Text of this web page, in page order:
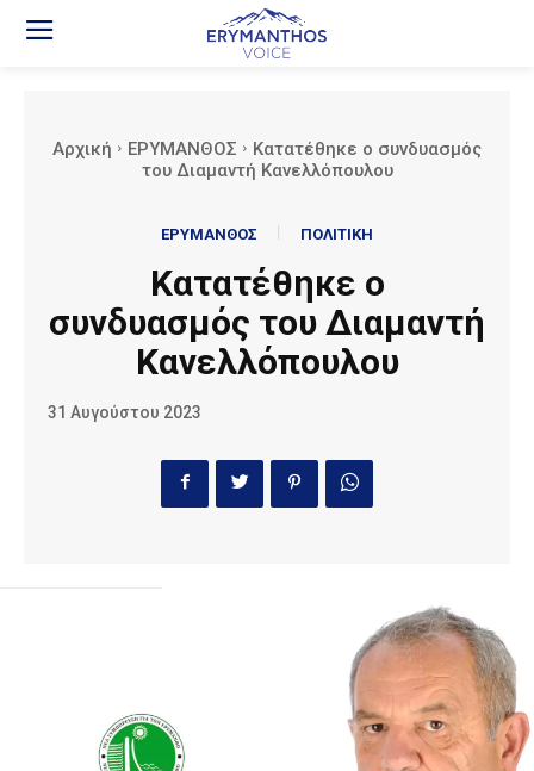
Αρχική ΕΡΥΜΑΝΘΟΣ
Κατατέθηκε ο συνδυασμός
του Διαμαντή Κανελλόπουλου
ΕΡΥΜΑΝΘΟΣ ΠΟΛΙΤΙΚΗ
Κατατέθηκε ο
συνδυασμός του Διαμαντή
Κανελλόπουλου
31 Αυγούστου 2023